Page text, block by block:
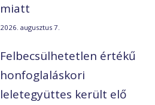
miatt
2026. augusztus 7.
Felbecsülhetetlen értékű
honfoglaláskori
leletegyüttes került elő